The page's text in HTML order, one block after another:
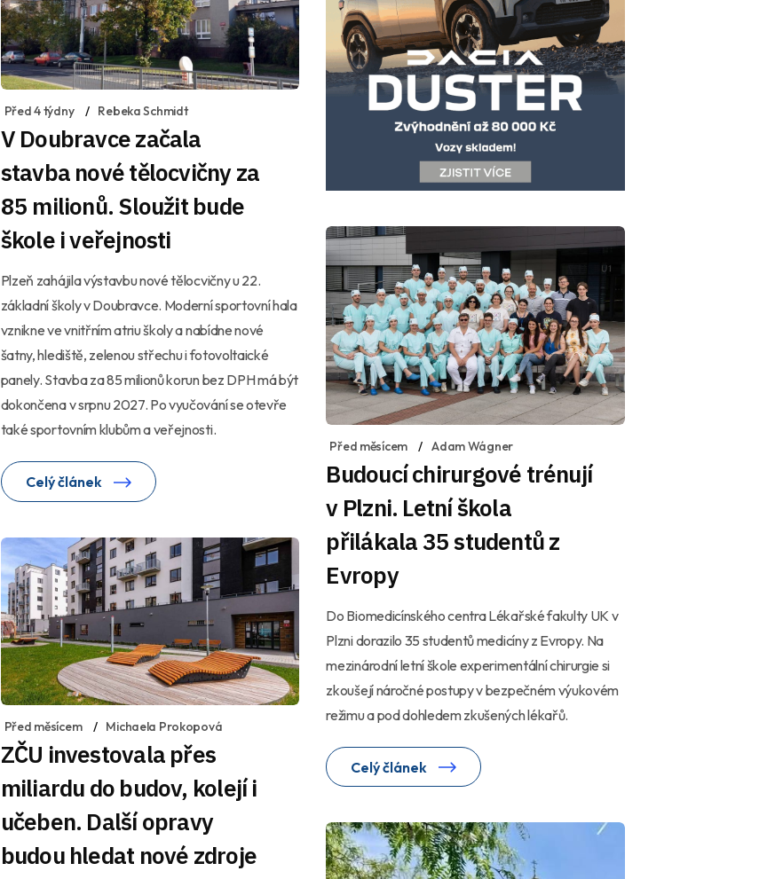
Před 4 týdny Rebeka Schmidt
V Doubravce začala
stavba nové tělocvičny za
85 milionů. Sloužit bude
škole i veřejnosti
Plzeň zahájila výstavbu nové tělocvičny u 22.
základní školy v Doubravce. Moderní sportovní hala
vznikne ve vnitřním atriu školy a nabídne nové
šatny, hlediště, zelenou střechu i fotovoltaické
panely. Stavba za 85 milionů korun bez DPH má být
dokončena v srpnu 2027. Po vyučování se otevře
také sportovním klubům a veřejnosti.
Celý článek
Před měsícem Adam Wágner
Budoucí chirurgové trénují
v Plzni. Letní škola
přilákala 35 studentů z
Evropy
Do Biomedicínského centra Lékařské fakulty UK v
Plzni dorazilo 35 studentů medicíny z Evropy. Na
mezinárodní letní škole experimentální chirurgie si
zkoušejí náročné postupy v bezpečném výukovém
režimu a pod dohledem zkušených lékařů.
Celý článek
Před měsícem Michaela Prokopová
ZČU investovala přes
miliardu do budov, kolejí i
učeben. Další opravy
budou hledat nové zdroje